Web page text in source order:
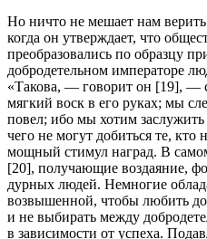
Но ничто не мешает нам
когда он утверждает, что
преобразовались по образцу
добродетельном императоре
«Такова, — говорит он [19], —
мягкий воск в его руках; мы
повел; ибо мы хотим
чего не могут добиться те, кто
мощный стимул наград. В
[20], получающие воздаяние,
дурных людей. Немногие
возвышенной, чтобы любить
и не выбирать между
в зависимости от успеха.